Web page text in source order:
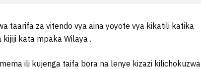
taarifa za vitendo vya aina yoyote vya kikatili katika
kata mpaka Wilaya .
ili kujenga taifa bora na lenye kizazi kilichokuzwa